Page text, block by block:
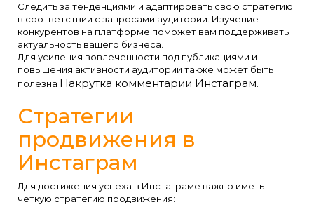
Следить за тенденциями и адаптировать свою стратегию
в соответствии с запросами аудитории. Изучение
конкурентов на платформе поможет вам поддерживать
актуальность вашего бизнеса.
Для усиления вовлеченности под публикациями и
повышения активности аудитории также может быть
полезна Накрутка комментарии Инстаграм
Стратегии
продвижения в
Инстаграм
Для достижения успеха в Инстаграме важно иметь
четкую стратегию продвижения: